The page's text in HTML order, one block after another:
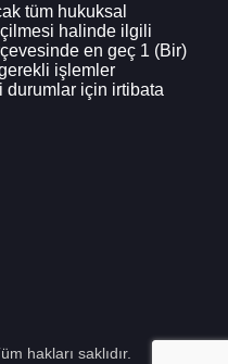
tüm hukuksal
halinde ilgili
en geç 1 (Bir)
işlemler
durumlar için irtibata
hakları saklıdır.